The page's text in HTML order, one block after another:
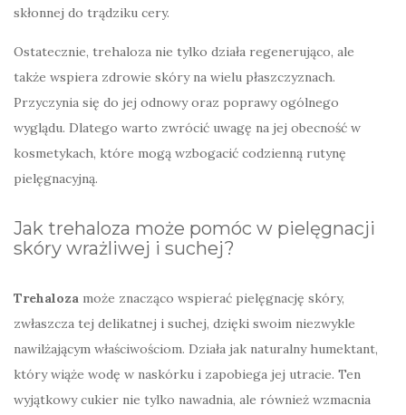
skłonnej do trądziku cery.
Ostatecznie, trehaloza nie tylko działa regenerująco, ale
także wspiera zdrowie skóry na wielu płaszczyznach.
Przyczynia się do jej odnowy oraz poprawy ogólnego
wyglądu. Dlatego warto zwrócić uwagę na jej obecność w
kosmetykach, które mogą wzbogacić codzienną rutynę
pielęgnacyjną.
Jak trehaloza może pomóc w pielęgnacji
skóry wrażliwej i suchej?
Trehaloza może znacząco wspierać pielęgnację skóry,
zwłaszcza tej delikatnej i suchej, dzięki swoim niezwykle
nawilżającym właściwościom. Działa jak naturalny humektant,
który wiąże wodę w naskórku i zapobiega jej utracie. Ten
wyjątkowy cukier nie tylko nawadnia, ale również wzmacnia